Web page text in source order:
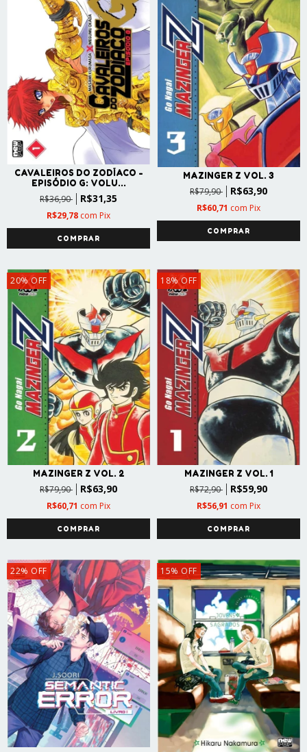
CAVALEIROS DO ZODÍACO -
EPISÓDIO G: VOLU...
R$36,90 R$31,35
R$29,78 com Pix
MAZINGER Z VOL. 3
R$79,90 R$63,90
R$60,71 com Pix
20%OFF
MAZINGER Z VOL. 2
R$79,90 R$63,90
R$60,71 com Pix
18%OFF
MAZINGER Z VOL. 1
R$72,90 R$59,90
R$56,91 com Pix
22% OFF 15% OFF